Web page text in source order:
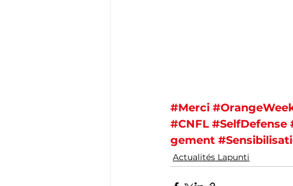
#Merci
#CNFL #SelfDefense
gement
Actualités Lapunti